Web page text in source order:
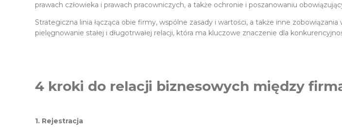
prawach człowieka i prawach pracowniczych, a także ochronie i poszanowaniu
Strategiczna linia łącząca obie firmy, wspólne zasady i wartości, a także inne
pielęgnowanie stałej i długotrwałej relacji, która ma kluczowe znaczenie dla
4 kroki do relacji biznesowych między
1. Rejestracja